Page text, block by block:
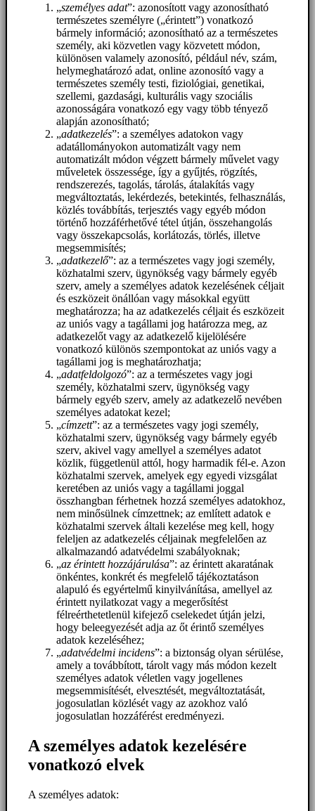
„személyes adat”: azonosított vagy azonosítható
természetes személyre („érintett”) vonatkozó
bármely információ; azonosítható az a természetes
személy, aki közvetlen vagy közvetett módon,
különösen valamely azonosító, például név, szám,
helymeghatározó adat, online azonosító vagy a
természetes személy testi, fiziológiai, genetikai,
szellemi, gazdasági, kulturális vagy szociális
azonosságára vonatkozó egy vagy több tényező
alapján azonosítható;
„adatkezelés”: a személyes adatokon vagy
adatállományokon automatizált vagy nem
automatizált módon végzett bármely művelet vagy
műveletek összessége, így a gyűjtés, rögzítés,
rendszerezés, tagolás, tárolás, átalakítás vagy
megváltoztatás, lekérdezés, betekintés, felhasználás,
közlés továbbítás, terjesztés vagy egyéb módon
történő hozzáférhetővé tétel útján, összehangolás
vagy összekapcsolás, korlátozás, törlés, illetve
megsemmisítés;
„adatkezelő”: az a természetes vagy jogi személy,
közhatalmi szerv, ügynökség vagy bármely egyéb
szerv, amely a személyes adatok kezelésének céljait
és eszközeit önállóan vagy másokkal együtt
meghatározza; ha az adatkezelés céljait és eszközeit
az uniós vagy a tagállami jog határozza meg, az
adatkezelőt vagy az adatkezelő kijelölésére
vonatkozó különös szempontokat az uniós vagy a
tagállami jog is meghatározhatja;
„adatfeldolgozó”: az a természetes vagy jogi
személy, közhatalmi szerv, ügynökség vagy
bármely egyéb szerv, amely az adatkezelő nevében
személyes adatokat kezel;
„címzett”: az a természetes vagy jogi személy,
közhatalmi szerv, ügynökség vagy bármely egyéb
szerv, akivel vagy amellyel a személyes adatot
közlik, függetlenül attól, hogy harmadik fél-e. Azon
közhatalmi szervek, amelyek egy egyedi vizsgálat
keretében az uniós vagy a tagállami joggal
összhangban férhetnek hozzá személyes adatokhoz,
nem minősülnek címzettnek; az említett adatok e
közhatalmi szervek általi kezelése meg kell, hogy
feleljen az adatkezelés céljainak megfelelően az
alkalmazandó adatvédelmi szabályoknak;
„az érintett hozzájárulása”: az érintett akaratának
önkéntes, konkrét és megfelelő tájékoztatáson
alapuló és egyértelmű kinyilvánítása, amellyel az
érintett nyilatkozat vagy a megerősítést
félreérthetetlenül kifejező cselekedet útján jelzi,
hogy beleegyezését adja az őt érintő személyes
adatok kezeléséhez;
„adatvédelmi incidens”: a biztonság olyan sérülése,
amely a továbbított, tárolt vagy más módon kezelt
személyes adatok véletlen vagy jogellenes
megsemmisítését, elvesztését, megváltoztatását,
jogosulatlan közlését vagy az azokhoz való
jogosulatlan hozzáférést eredményezi.
A személyes adatok kezelésére
vonatkozó elvek
A személyes adatok: